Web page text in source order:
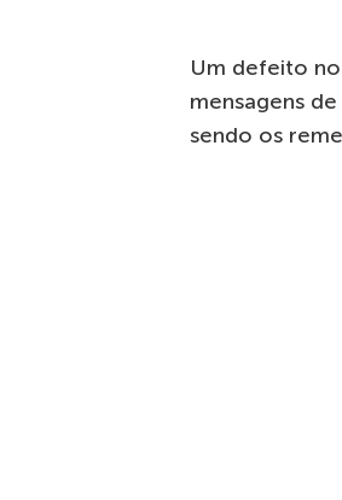
Um defeito
mensagens
sendo os